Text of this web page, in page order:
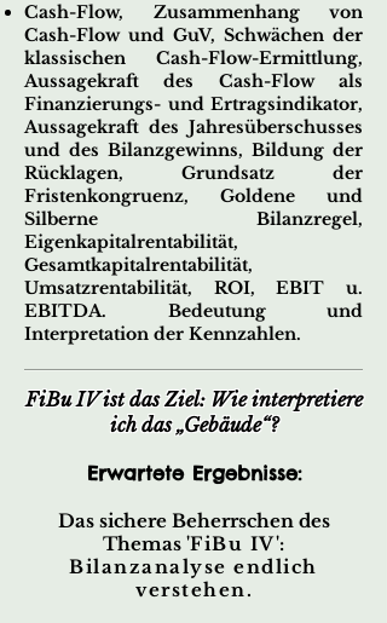
Cash-Flow, Zusammenhang von
Cash-Flow und GuV, Schwächen der
klassischen Cash-Flow-Ermittlung,
Aussagekraft des Cash-Flow als
Finanzierungs- und Ertragsindikator,
Aussagekraft des Jahresüberschusses
und des Bilanzgewinns, Bildung der
Rücklagen, Grundsatz der
Fristenkongruenz, Goldene und
Silberne Bilanzregel,
Eigenkapitalrentabilität,
Gesamtkapitalrentabilität,
Umsatzrentabilität, ROI, EBIT u.
EBITDA. Bedeutung und
Interpretation der Kennzahlen.
FiBu IV ist das Ziel: Wie interpretiere
ich das „Gebäude“?
Erwartete Ergebnisse:
Das sichere Beherrschen des
Themas 'FiBu IV':
Bilanzanalyse endlich
verstehen.